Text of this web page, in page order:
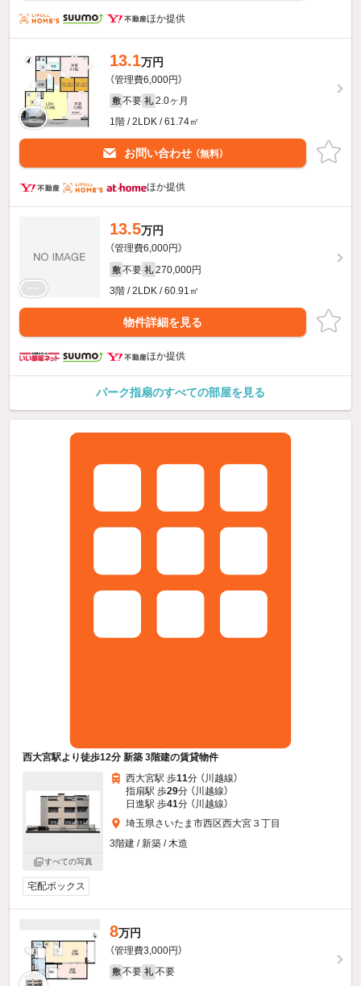
ほか提供
13.1万円
（管理費6,000円）
敷 不要 礼 2.0ヶ月
1階 / 2LDK / 61.74㎡
お問い合わせ （無料）
ほか提供
13.5万円
（管理費6,000円）
敷 不要 礼 270,000円
3階 / 2LDK / 60.91㎡
物件詳細を見る
ほか提供
パーク指扇のすべての部屋を見る
西大宮駅より徒歩12分 新築 3階建の賃貸物件
すべての写真
西大宮駅 歩11分 （川越線）
指扇駅 歩29分 （川越線）
日進駅 歩41分 （川越線）
埼玉県さいたま市西区西大宮３丁目
3階建 / 新築 / 木造
宅配ボックス
8万円
（管理費3,000円）
敷 不要 礼 不要